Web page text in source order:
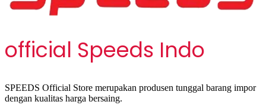
official Speeds Indo
SPEEDS Official Store merupakan produsen tunggal barang impor
dengan kualitas harga bersaing.